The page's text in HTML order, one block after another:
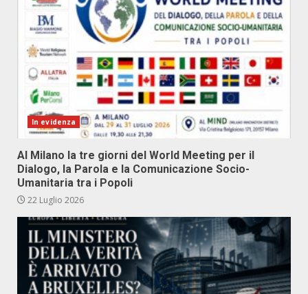
In evidenza
Al Milano la tre giorni del World Meeting per il
Dialogo, la Parola e la Comunicazione Socio-
Umanitaria tra i Popoli
22 Luglio 2026